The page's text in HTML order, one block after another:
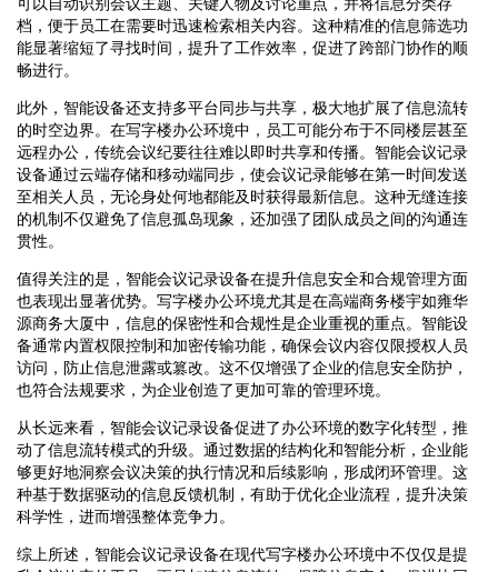
档，便于员工在需要时迅速检索相关内容。这种精准的信息筛选功
能显著缩短了寻找时间，提升了工作效率，促进了跨部门协作的顺
畅进行。
此外，智能设备还支持多平台同步与共享，极大地扩展了信息流转
的时空边界。在写字楼办公环境中，员工可能分布于不同楼层甚至
远程办公，传统会议纪要往往难以即时共享和传播。智能会议记录
设备通过云端存储和移动端同步，使会议记录能够在第一时间发送
至相关人员，无论身处何地都能及时获得最新信息。这种无缝连接
的机制不仅避免了信息孤岛现象，还加强了团队成员之间的沟通连
贯性。
值得关注的是，智能会议记录设备在提升信息安全和合规管理方面
也表现出显著优势。写字楼办公环境尤其是在高端商务楼宇如雍华
源商务大厦中，信息的保密性和合规性是企业重视的重点。智能设
备通常内置权限控制和加密传输功能，确保会议内容仅限授权人员
访问，防止信息泄露或篡改。这不仅增强了企业的信息安全防护，
也符合法规要求，为企业创造了更加可靠的管理环境。
从长远来看，智能会议记录设备促进了办公环境的数字化转型，推
动了信息流转模式的升级。通过数据的结构化和智能分析，企业能
够更好地洞察会议决策的执行情况和后续影响，形成闭环管理。这
种基于数据驱动的信息反馈机制，有助于优化企业流程，提升决策
科学性，进而增强整体竞争力。
综上所述，智能会议记录设备在现代写字楼办公环境中不仅仅是提